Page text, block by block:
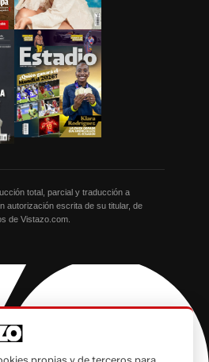
total, parcial y traducción a
autorización escrita de su titular, de
de Vistazo.com.